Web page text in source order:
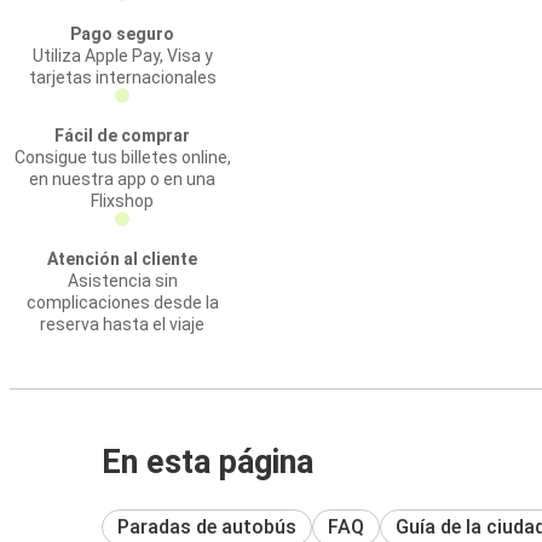
Pago seguro
Utiliza Apple Pay, Visa y
tarjetas internacionales
Fácil de comprar
Consigue tus billetes online,
en nuestra app o en una
Flixshop
Atención al cliente
Asistencia sin
complicaciones desde la
reserva hasta el viaje
En esta página
Paradas de autobús FAQ Guía de la